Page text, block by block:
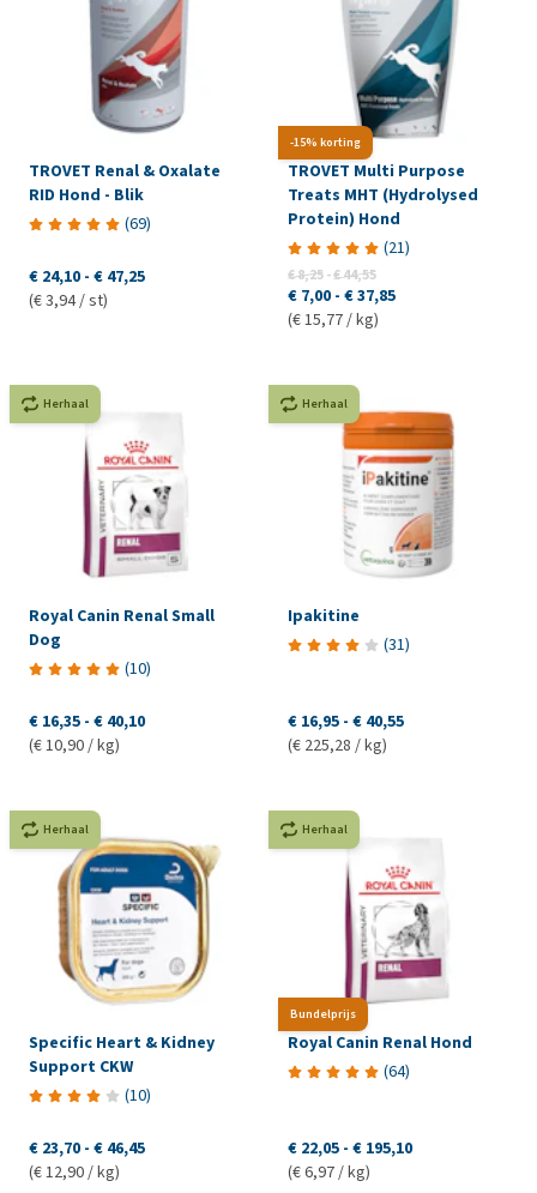
TROVET Renal & Oxalate
RID Hond - Blik
(69)
€ 24,10 - € 47,25
(€ 3,94 / st)
-15% korting
TROVET Multi Purpose
Treats MHT (Hydrolysed
Protein) Hond
(21)
€ 8,25-€ 44,55
€ 7,00 - € 37,85
(€ 15,77 / kg)
Herhaal
Royal Canin Renal Small
Dog
(10)
€ 16,35 - € 40,10
(€ 10,90 / kg)
Herhaal
Ipakitine
(31)
€ 16,95 - € 40,55
(€ 225,28 / kg)
Herhaal
Specific Heart & Kidney
Support CKW
(10)
€ 23,70 - € 46,45
(€ 12,90 / kg)
Bundelprijs
Herhaal
Royal Canin Renal Hond
(64)
€ 22,05 - € 195,10
(€ 6,97 / kg)